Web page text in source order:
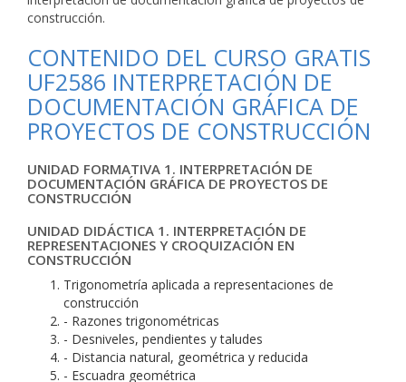
construcción.
CONTENIDO DEL CURSO GRATIS
UF2586 INTERPRETACIÓN DE
DOCUMENTACIÓN GRÁFICA DE
PROYECTOS DE CONSTRUCCIÓN
UNIDAD FORMATIVA 1. INTERPRETACIÓN DE
DOCUMENTACIÓN GRÁFICA DE PROYECTOS DE
CONSTRUCCIÓN
UNIDAD DIDÁCTICA 1. INTERPRETACIÓN DE
REPRESENTACIONES Y CROQUIZACIÓN EN
CONSTRUCCIÓN
Trigonometría aplicada a representaciones de
construcción
- Razones trigonométricas
- Desniveles, pendientes y taludes
- Distancia natural, geométrica y reducida
- Escuadra geométrica